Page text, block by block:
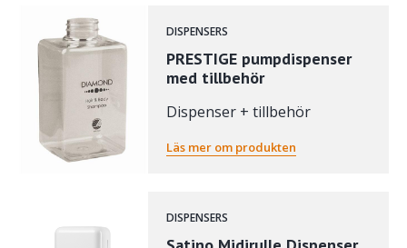
DISPENSERS
PRESTIGE pumpdispenser
med tillbehör
Dispenser + tillbehör
Läs mer om produkten
DISPENSERS